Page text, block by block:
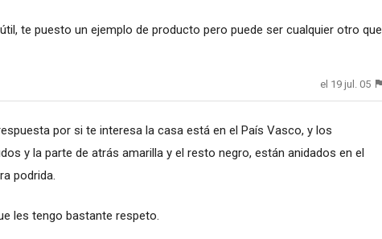
te puesto un ejemplo de producto pero puede ser cualquier otro que
el 19 jul. 05
por si te interesa la casa está en el País Vasco, y los
y la parte de atrás amarilla y el resto negro, están anidados en el
podrida.
les tengo bastante respeto.